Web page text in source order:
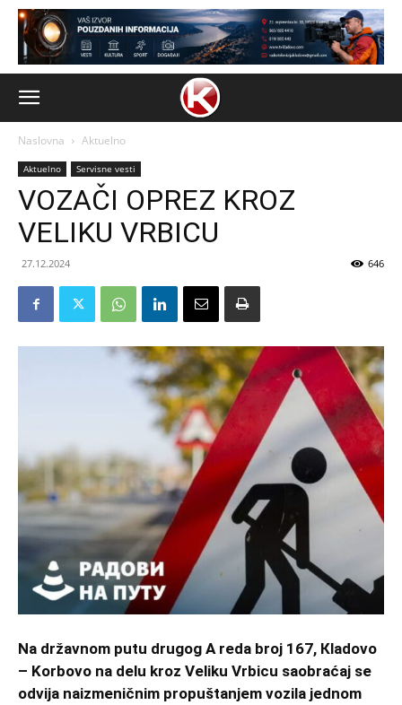
Naslovna Aktuelno
Aktuelno Servisne vesti
VOZAČI OPREZ KROZ
VELIKU VRBICU
27.12.2024 646
Na državnom putu drugog A reda broj 167, Кladovo
– Korbovo na delu kroz Veliku Vrbicu saobraćaj se
odvija naizmeničnim propuštanjem vozila jednom